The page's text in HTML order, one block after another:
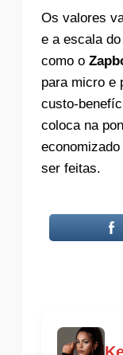
Os valores
e a escala
como o
para micro e
custo-
coloca na
ser feitas.